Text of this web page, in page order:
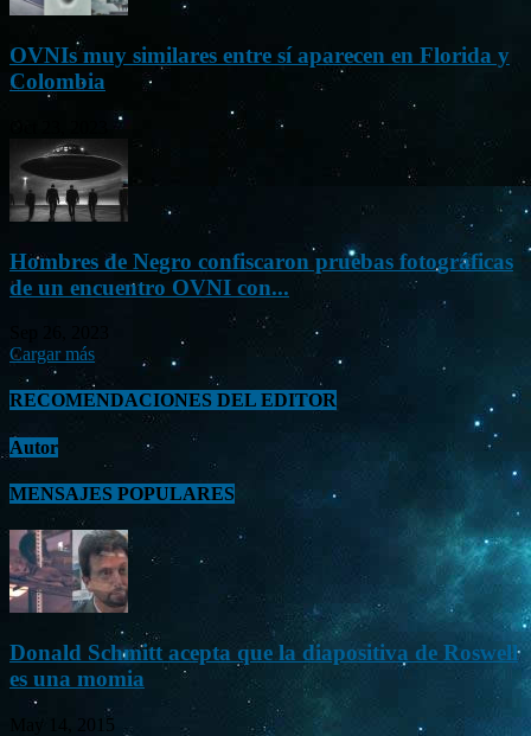
OVNIs muy similares entre sí aparecen en Florida y
Colombia
Hombres de Negro confiscaron pruebas fotográficas
de un encuentro OVNI con...
Cargar más
RECOMENDACIONES DEL EDITOR
Autor
MENSAJES POPULARES
Donald Schmitt acepta que la diapositiva de Roswell
es una momia
May 14, 2015